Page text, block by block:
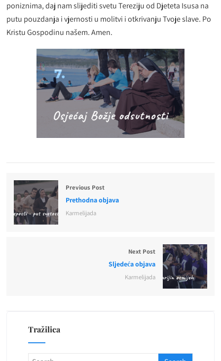
poniznima, daj nam slijediti svetu Tereziju od Djeteta Isusa na
putu pouzdanja i vjernosti u molitvi i otkrivanju Tvoje slave. Po
Kristu Gospodinu našem. Amen.
Previous Post
Prethodna objava
Karmelijada
Next Post
Sljedeća objava
Karmelijada
Tražilica